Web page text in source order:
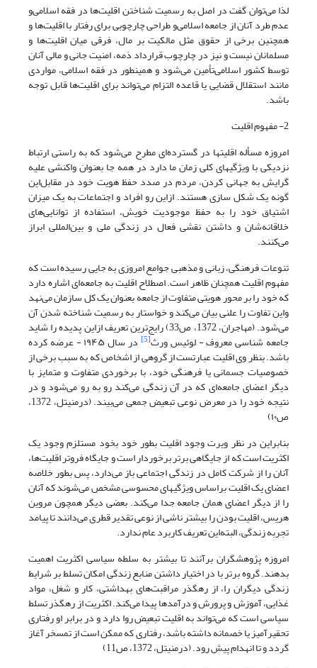
لذا می‌توان گفت در اصل به رسمیت شناختن اقلیت‌ها در فقه اسلامی‌و
عدم طرد آنان از جامعه اسلامی‌و طراحی چارچوبی برای رفتار با اقلیت‌ها و
همچنین برخی از حقوق مثل مالکیت بر مال، فرقی میان اقلیت‌ها و
مسلمانان نیست و نیز در چارچوب قرارداد ذمه، امنیت جانی و مالی آنان
توسط کشور اسلامی‌تأمین می‌شود و همینطور در فقه اسلامی، مواردی
مانند استقلال قضایی یا قاعده التزام می‌تواند برای اقلیت‌ها قابل توجه
باشد.
2- مفهوم اقلیت
امروزه مسأله اقلیتها در گسترده‌ای مطرح می‌شود که به راستی ارتباط
نزدیکی با ویژگیهای کلی زمان ما دارد در همه جا بعنوان واکنشی علیه
گرایش به جهانی کردن، مردم در صدد حفظ هویت خود در مقابل‌این
گونه یک شکل سازی هستند. از‌این رو افراد و اجتماعات به یک میزان
اشتیاق خود را به حفظ موجودیت خویش، استفاده از توانایی‌های
خلاقانه‌شان و داشتن نقشی فعال در زندگی ملی و بین‌المللی ابراز
می‌کنند.
تنوعات فرهنگی، زبانی و مذهبی جوامع امروزی به جایی رسیده است که
مفهوم اقلیت همچنان ظاهر است. اصطلاح اقلیت به جامعه‌ای اشاره دارد
که خود را بر محور هویتی متفاوت از جامعه بعنوان یک کل سازمان می‌نهد
و‌این تفاوت را علنی بیان می‌کند و خواستار به رسمیت شناخته شدن آن
می‌شود. (مهاجران، 1372، ص33) رایج‌ترین تعریف از‌این پدیده را شاید
جامعه شناسی معروف - لوئیس ورث[5] در سال ۱۹۴۵ - عرضه کرده
باشد. بنظر وی اقلیت عبارتست از گروهی از اشخاص که به سبب برخی از
خصوصیات جسمانی یا فرهنگی خود، با برخوردی متفاوت و متمایز با
دیگر اعضای جامعه‌ای که در آن زندگی می‌کند رو به رو می‌شود و در
نتیجه خود را در معرض نوعی تبعیض جمعی می‌بیند. (درمنیتل، 1372،
ص۱۰)
بنابراین در نظر ویرت وجود اقلیت بطور خود بخود مستلزم وجود یک
اکثریت است که از جایگاهی برتر برخوردار است و جایگاه فروتر اقلیت‌ها،
آنان را از شرکت کامل در زندگی اجتماعی باز می‌دارد، پس بطور خلاصه
اعضای یک اقلیت براساس ویژگیهای محسوسی مشخص می‌شوند که آنان
را از دیگر اعضای همان جامعه جدا می‌کند. بعضی دیگر همچون مروین
هریس، اقلیت بودن را بیشتر ناشی از نوعی تقدیر قطری می‌دانند تا پیامد
تجربه زندگی، البته‌این تعریف کاربرد عام ندارد.
امروزه پژوهشگران برآنند تا بیشتر به سلطه سیاسی اکثریت اهمیت
بدهند. گروه برتر با در اختیار داشتن منابع زندگی امکان تسلط بر شرایط
زندگی دیگران را، از رهگذر مراقبت‌های بهداشتی، کار و شغل، مواد
غذایی، آموزش و پرورش و درآمدها پیدا می‌کند. اکثریت از رهگذر تسلط
سیاسی است که می‌تواند به اقلیت تبعیض روا دارد و در برابر او رفتاری
تحقیرآمیز یا خصمانه داشته باشد، رفتاری که ممکن است از تمسخر آغاز
گردد و تا انهدام پیش رود. (درمنیتل، 1372، ص11)